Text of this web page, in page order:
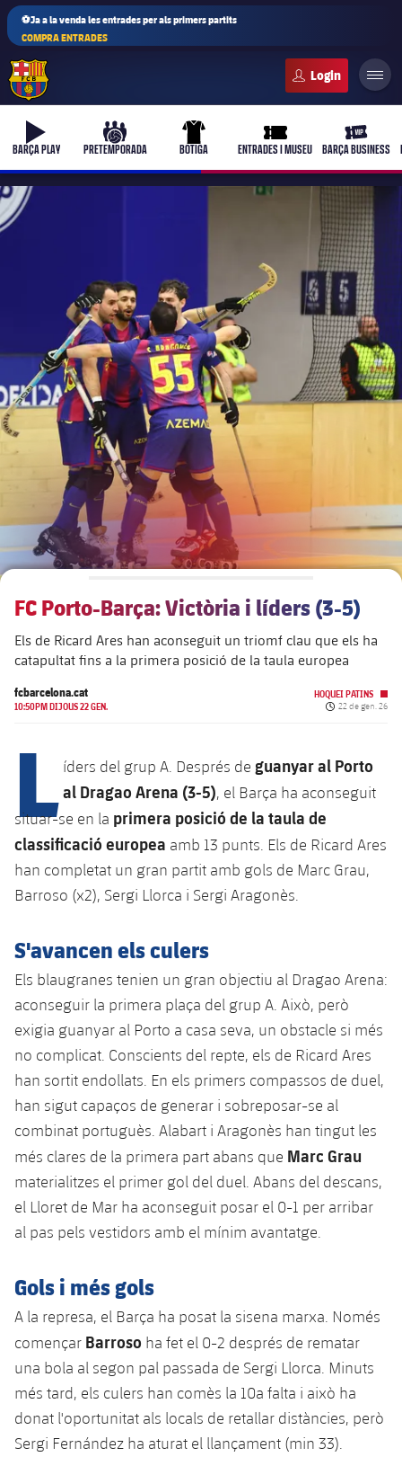
⚽Ja a la venda les entrades per als primers partits
COMPRA ENTRADES
b-play
BARÇA PLAY
culers-ball
PRETEMPORADA
uniform
BOTIGA
ticket-full
ENTRADES I MUSEU
ticket-
BARÇA BUSINESS
plusicon
més
Junta Directiva
Estructura executiva
chevron-right
label.aria.chevronright
Òrgans
chevron-right
label.aria.chevronright
Documents
chevron-right
label.aria.chevronright
plusicon
més
Barça Academy
Més que un club
Masia 360
La Masia
plusicon
més
Dècada a dècada
Presidents
Jugadors de llegenda
Centre de documentació
plusicon
més
Spotify Camp Nou
Palau Blaugrana
Estadi Johan Cruyff
Barça Cafe
Ciutat Esportiva
La Masia
plusicon
més
Serveis
Serveis Mèdics
plusicon
més
Acreditacions
FC Porto-Barça: Victòria i líders (3-5)
Els de Ricard Ares han aconseguit un triomf clau que els ha
catapultat fins a la primera posició de la taula europea
fcbarcelona.cat
10:50PM DIJOUS 22 GEN.
HOQUEI PATINS
Data de
22 de gen. 26
L íders del grup A. Després de guanyar al Porto
al Dragao Arena (3-5), el Barça ha aconseguit
situar-se en la primera posició de la taula de
classificació europea amb 13 punts. Els de Ricard Ares
han completat un gran partit amb gols de Marc Grau,
Barroso (x2), Sergi Llorca i Sergi Aragonès.
S'avancen els culers
Els blaugranes tenien un gran objectiu al Dragao Arena:
aconseguir la primera plaça del grup A. Això, però
exigia guanyar al Porto a casa seva, un obstacle si més
no complicat. Conscients del repte, els de Ricard Ares
han sortit endollats. En els primers compassos de duel,
han sigut capaços de generar i sobreposar-se al
combinat portuguès. Alabart i Aragonès han tingut les
més clares de la primera part abans que Marc Grau
materialitzes el primer gol del duel. Abans del descans,
el Lloret de Mar ha aconseguit posar el 0-1 per arribar
al pas pels vestidors amb el mínim avantatge.
Gols i més gols
A la represa, el Barça ha posat la sisena marxa. Només
començar Barroso ha fet el 0-2 després de rematar
una bola al segon pal passada de Sergi Llorca. Minuts
més tard, els culers han comès la 10a falta i això ha
donat l'oportunitat als locals de retallar distàncies, però
Sergi Fernández ha aturat el llançament (min 33).